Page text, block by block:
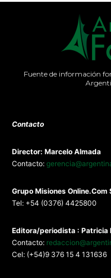
Fuente de información
Contacto
Director: Marcelo Almada
Contacto:
Grupo Misiones Online.Com
Tel: +54 (0376) 4425800
Editora/periodista : Patricia
Contacto:
Cel: (+54)9 376 15 4 131636